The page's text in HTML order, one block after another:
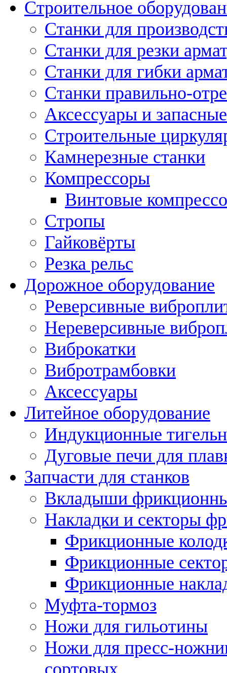
Строительное
Станки для
Станки для резки
Станки для гибки
Станки правильно-
Аксессуары и
Строительные
Камнерезные станки
Компрессоры
Винтовые
Стропы
Гайковёрты
Резка рельс
Дорожное оборудование
Реверсивные
Нереверсивные
Виброкатки
Вибротрамбовки
Аксессуары
Литейное оборудование
Индукционные
Дуговые печи для
Запчасти для станков
Вкладыши
Накладки и секторы
Фрикционные
Фрикционные
Фрикционные
Муфта-тормоз
Ножи для гильотины
Ножи для пресс-
сортовых